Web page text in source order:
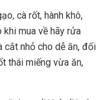
cà rốt, hành khô,
khi mua về hãy rửa
cắt nhỏ cho dễ ăn, đối
thái miếng vừa ăn,